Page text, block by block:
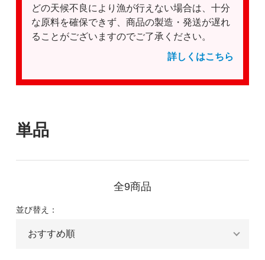
どの天候不良により漁が行えない場合は、十分
な原料を確保できず、商品の製造・発送が遅れ
ることがございますのでご了承ください。
詳しくはこちら
単品
全9商品
並び替え：